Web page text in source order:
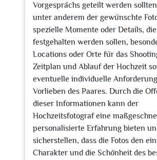
Vorgesprächs geteilt werden
unter anderem der gewünschte
spezielle Momente oder Details,
festgehalten werden sollen,
Locations oder Orte für das
Zeitplan und Ablauf der Hochzeit
eventuelle individuelle
Vorlieben des Paares. Durch die
dieser Informationen kann der
Hochzeitsfotograf eine
personalisierte Erfahrung bieten
sicherstellen, dass die Fotos den
Charakter und die Schönheit des